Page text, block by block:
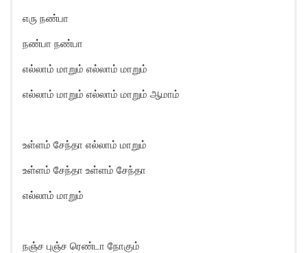
எரு நண்பா
நண்பா நண்பா
எல்லாம் மாறும் எல்லாம் மாறும்
எல்லாம் மாறும் எல்லாம் மாறும் ஆமாம்
உள்ளம் சேந்தா எல்லாம் மாறும்
உள்ளம் சேந்தா உள்ளம் சேந்தா
எல்லாம் மாறும்
நஞ்ச புஞ்ச ரெண்டா நோகும்